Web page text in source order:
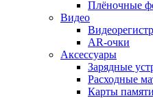
Плёночные
Видео
AR-очки
Аксессуары
Зарядные
Расходные
Карты памяти